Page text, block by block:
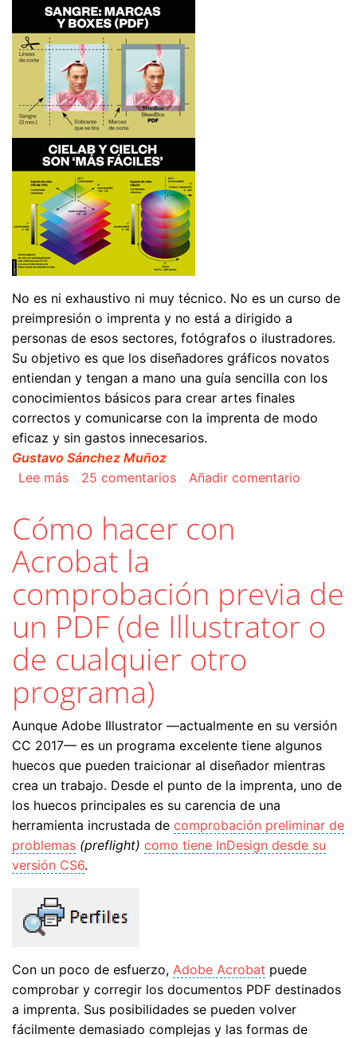
No es ni exhaustivo ni muy técnico. No es un curso de
preimpresión o imprenta y no está a dirigido a
personas de esos sectores, fotógrafos o ilustradores.
Su objetivo es que los diseñadores gráficos novatos
entiendan y tengan a mano una guía sencilla con los
conocimientos básicos para crear artes finales
correctos y comunicarse con la imprenta de modo
eficaz y sin gastos innecesarios.
Gustavo Sánchez Muñoz
Lee mássobre Cómo preparar trabajos para imprenta
25 comentarios Añadir comentario
Cómo hacer con
Acrobat la
comprobación previa de
un PDF (de Illustrator o
de cualquier otro
programa)
Aunque Adobe Illustrator —actualmente en su versión
CC 2017— es un programa excelente tiene algunos
huecos que pueden traicionar al diseñador mientras
crea un trabajo. Desde el punto de la imprenta, uno de
los huecos principales es su carencia de una
herramienta incrustada de comprobación preliminar de
problemas (preflight) como tiene InDesign desde su
versión CS6.
Con un poco de esfuerzo, Adobe Acrobat puede
comprobar y corregir los documentos PDF destinados
a imprenta. Sus posibilidades se pueden volver
fácilmente demasiado complejas y las formas de